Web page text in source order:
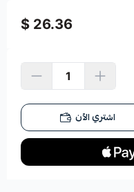
26.36 $
اشتري الآن